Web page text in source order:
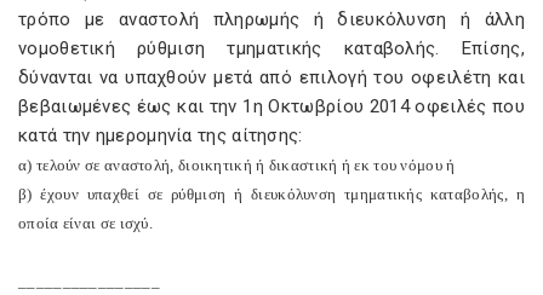
τρόπο με αναστολή πληρωμής ή διευκόλυνση ή άλλη
νομοθετική ρύθμιση τμηματικής καταβολής. Επίσης,
δύνανται να υπαχθούν μετά από επιλογή του οφειλέτη και
βεβαιωμένες έως και την 1η Οκτωβρίου 2014 οφειλές που
κατά την ημερομηνία της αίτησης:
α) τελούν σε αναστολή, διοικητική ή δικαστική ή εκ του νόμου ή
β) έχουν υπαχθεί σε ρύθμιση ή διευκόλυνση τμηματικής καταβολής, η
οποία είναι σε ισχύ.